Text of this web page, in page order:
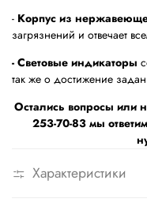
- Корпус из
загрязнений и отвечает
- Световые индикаторы
так же о достижение
Остались вопросы или
253-70-83 мы
Характеристики